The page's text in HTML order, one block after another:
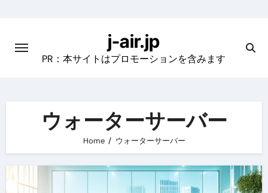
content
j-air.jp
PR：本サイトはプロモーションを含みます
ウォーターサーバー
Home ウォーターサーバー